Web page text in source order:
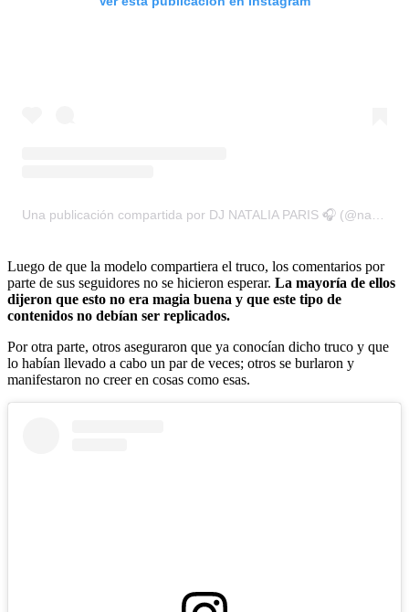
Luego de que la modelo compartiera el truco, los comentarios por
parte de sus seguidores no se hicieron esperar. La mayoría de ellos
dijeron que esto no era magia buena y que este tipo de
contenidos no debían ser replicados.
Por otra parte, otros aseguraron que ya conocían dicho truco y que
lo habían llevado a cabo un par de veces; otros se burlaron y
manifestaron no creer en cosas como esas.